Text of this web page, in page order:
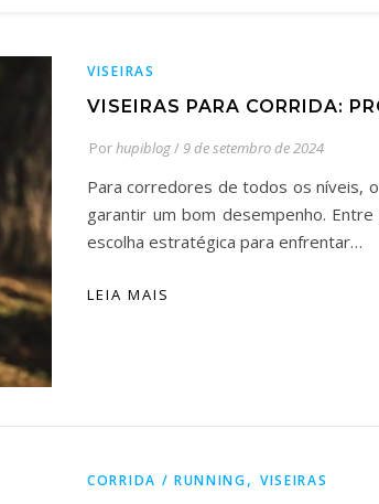
VISEIRAS
VISEIRAS PARA CORRIDA:
Porhupiblog/9 de setembro de 2024
Para corredores de todos os níveis,
garantir um bom desempenho.
escolha estratégica para enfrentar…
LEIA MAIS
CORRIDA / RUNNING, VISEIRAS